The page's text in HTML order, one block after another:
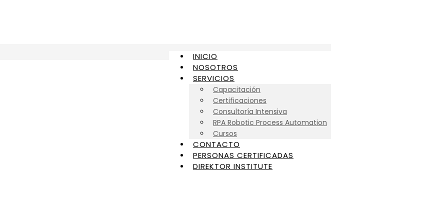
INICIO
NOSOTROS
SERVICIOS
Capacitación
Certificaciones
Consultoría Intensiva
RPA Robotic Process Automation
Cursos
CONTACTO
PERSONAS CERTIFICADAS
DIREKTOR INSTITUTE